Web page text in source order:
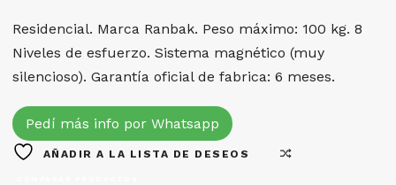
Residencial. Marca Ranbak. Peso máximo: 100 kg. 8
Niveles de esfuerzo. Sistema magnético (muy
silencioso). Garantía oficial de fabrica: 6 meses.
Pedí más info por Whatsapp
AÑADIR A LA LISTA DE DESEOS